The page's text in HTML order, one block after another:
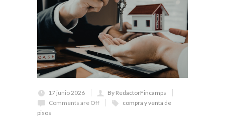
17 junio 2026
By RedactorFincamps
Comments are Off
compra y venta de
pisos